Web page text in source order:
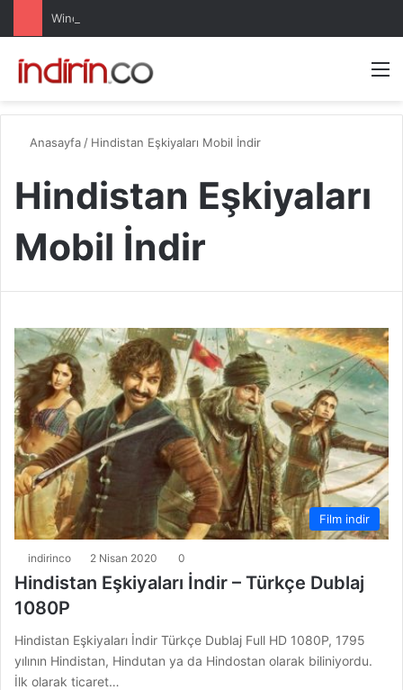
Windows 10 Pro indir – Türkçe – Güncel 2025
Anasayfa / Hindistan Eşkiyaları Mobil İndir
Hindistan Eşkiyaları
Mobil İndir
Film indir
indirinco 2 Nisan 2020 0
Hindistan Eşkiyaları İndir – Türkçe Dublaj
1080P
Hindistan Eşkiyaları İndir Türkçe Dublaj Full HD 1080P, 1795
yılının Hindistan, Hindutan ya da Hindostan olarak biliniyordu.
İlk olarak ticaret…